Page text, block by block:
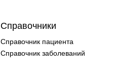
Справочники
Справочник пациента
Справочник заболеваний